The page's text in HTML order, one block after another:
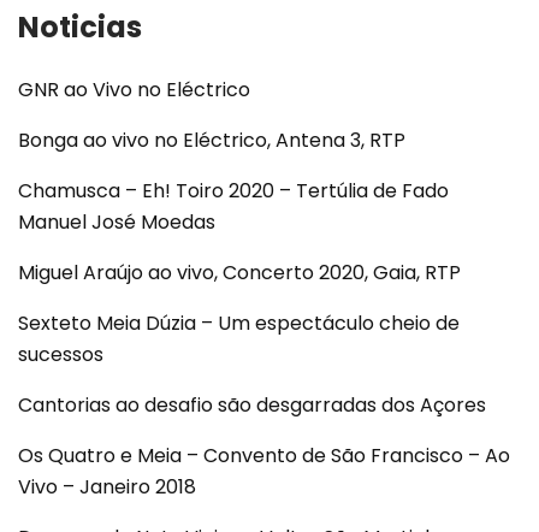
Noticias
GNR ao Vivo no Eléctrico
Bonga ao vivo no Eléctrico, Antena 3, RTP
Chamusca – Eh! Toiro 2020 – Tertúlia de Fado
Manuel José Moedas
Miguel Araújo ao vivo, Concerto 2020, Gaia, RTP
Sexteto Meia Dúzia – Um espectáculo cheio de
sucessos
Cantorias ao desafio são desgarradas dos Açores
Os Quatro e Meia – Convento de São Francisco – Ao
Vivo – Janeiro 2018